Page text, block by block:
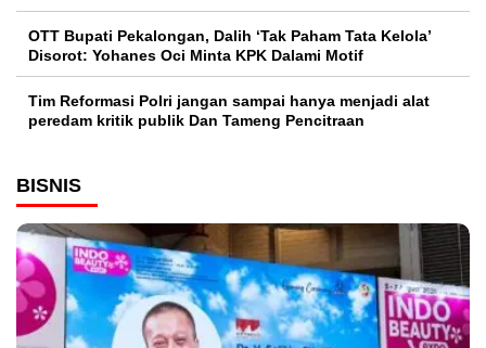
OTT Bupati Pekalongan, Dalih ‘Tak Paham Tata Kelola’
Disorot: Yohanes Oci Minta KPK Dalami Motif
Tim Reformasi Polri jangan sampai hanya menjadi alat
peredam kritik publik Dan Tameng Pencitraan
BISNIS